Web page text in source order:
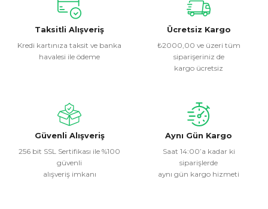
konularda yetersiz gördüğünüz noktaları öneri formunu
kullanarak tarafımıza iletebilirsiniz.
Görüş ve önerileriniz için teşekkür ederiz.
Ürün resmi kalitesiz, bozuk veya görüntülenemiyor.
Ürün fiyatı diğer sitelerden daha pahalı.
Bu ürüne benzer farklı alternatifler olmalı.
Taksitli Alışveriş
Kredi kartınıza taksit ve banka
havalesi ile ödeme
Ücretsiz Kargo
₺2000,00 ve üzeri tüm
siparişeriniz de
kargo ücretsiz
Güvenli Alışveriş
256 bit SSL Sertifikası ile %100
güvenli
alışveriş imkanı
Aynı Gün Kargo
Saat 14:00’a kadar ki
siparişlerde
aynı gün kargo hizmeti